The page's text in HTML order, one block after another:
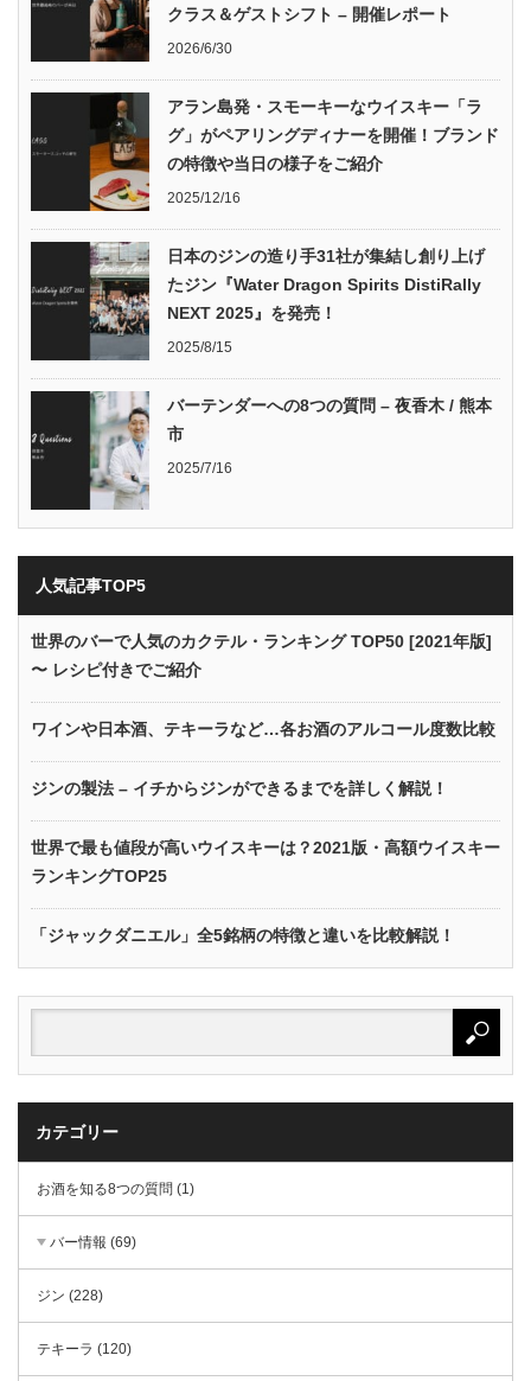
クラス＆ゲストシフト – 開催レポート
2026/6/30
アラン島発・スモーキーなウイスキー「ラ
グ」がペアリングディナーを開催！ブランド
の特徴や当日の様子をご紹介
2025/12/16
日本のジンの造り手31社が集結し創り上げ
たジン『Water Dragon Spirits DistiRally
NEXT 2025』を発売！
2025/8/15
バーテンダーへの8つの質問 – 夜香木 / 熊本
市
2025/7/16
人気記事TOP5
世界のバーで人気のカクテル・ランキング TOP50 [2021年版]
〜 レシピ付きでご紹介
ワインや日本酒、テキーラなど…各お酒のアルコール度数比較
ジンの製法 – イチからジンができるまでを詳しく解説！
世界で最も値段が高いウイスキーは？2021版・高額ウイスキー
ランキングTOP25
「ジャックダニエル」全5銘柄の特徴と違いを比較解説！
カテゴリー
お酒を知る8つの質問 (1)
バー情報 (69)
ジン (228)
テキーラ (120)